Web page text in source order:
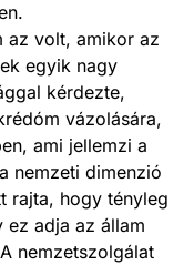
az volt, amikor az
egyik nagy
kérdezte,
vázolására,
ami jellemzi a
nemzeti dimenzió
rajta, hogy tényleg
ez adja az állam
nemzetszolgálat